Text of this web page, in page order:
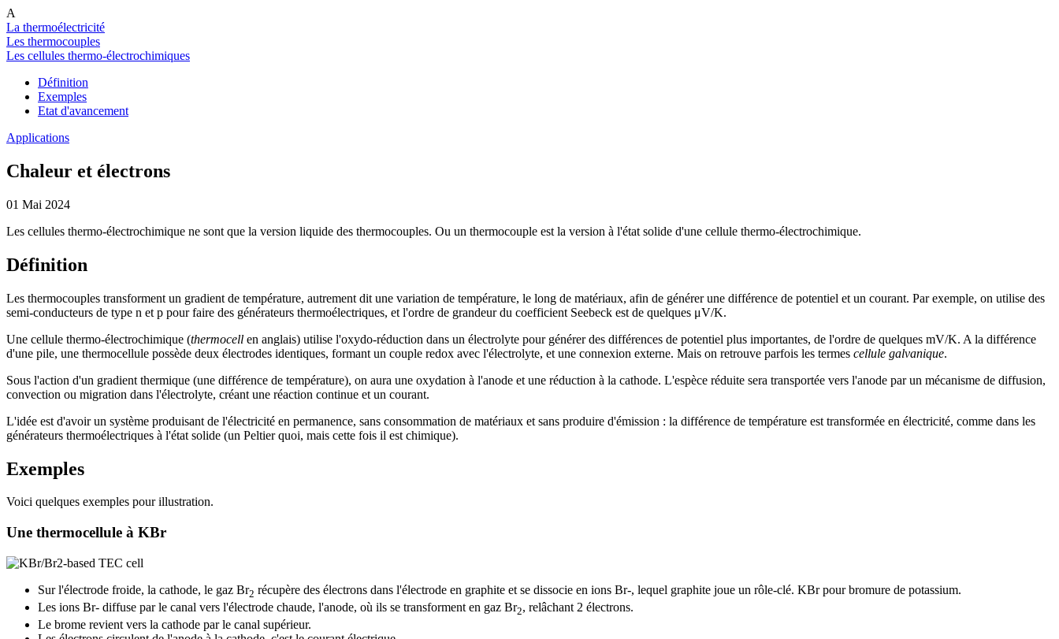
A
La thermoélectricité
Les thermocouples
Les cellules thermo-électrochimiques
Définition
Exemples
Etat d'avancement
Applications
Chaleur et électrons
01 Mai 2024
Les cellules thermo-électrochimique ne sont que la version liquide des thermocouples. Ou un thermocouple est la version à l'état solide d'une cellule thermo-électrochimique.
Définition
Les thermocouples transforment un gradient de température, autrement dit une variation de température, le long de matériaux, afin de générer une différence de potentiel et un courant. Par exemple, on utilise des
semi-conducteurs de type n et p pour faire des générateurs thermoélectriques, et l'ordre de grandeur du coefficient Seebeck est de quelques μV/K.
Une cellule thermo-électrochimique (thermocell en anglais) utilise l'oxydo-réduction dans un électrolyte pour générer des différences de potentiel plus importantes, de l'ordre de quelques mV/K. A la différence
d'une pile, une thermocellule possède deux électrodes identiques, formant un couple redox avec l'électrolyte, et une connexion externe. Mais on retrouve parfois les termes cellule galvanique.
Sous l'action d'un gradient thermique (une différence de température), on aura une oxydation à l'anode et une réduction à la cathode. L'espèce réduite sera transportée vers l'anode par un mécanisme de diffusion,
convection ou migration dans l'électrolyte, créant une réaction continue et un courant.
L'idée est d'avoir un système produisant de l'électricité en permanence, sans consommation de matériaux et sans produire d'émission : la différence de température est transformée en électricité, comme dans les
générateurs thermoélectriques à l'état solide (un Peltier quoi, mais cette fois il est chimique).
Exemples
Voici quelques exemples pour illustration.
Une thermocellule à KBr
Sur l'électrode froide, la cathode, le gaz Br2 récupère des électrons dans l'électrode en graphite et se dissocie en ions Br-, lequel graphite joue un rôle-clé. KBr pour bromure de potassium.
Les ions Br- diffuse par le canal vers l'électrode chaude, l'anode, où ils se transforment en gaz Br2, relâchant 2 électrons.
Le brome revient vers la cathode par le canal supérieur.